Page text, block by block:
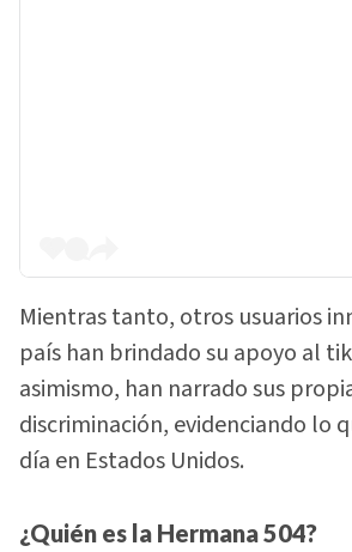
Mientras tanto, otros usuarios
país han brindado su apoyo al
asimismo, han narrado sus
discriminación, evidenciando lo
día en Estados Unidos.
¿Quién es la Hermana 504?